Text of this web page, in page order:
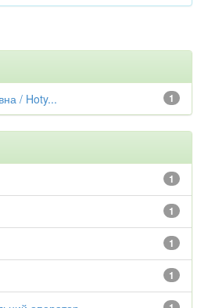
1
/ Hoty...
1
1
1
1